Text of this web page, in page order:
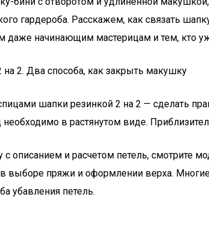
гардероба. Расскажем, как связать
начинающим мастерицам и тем, кто
на 2. Два способа, как закрыть макушку
шапки резинкой 2 на 2 — сделать
в растянутом виде.
с описанием и расчетом петель, смотрите
выборе пряжи и оформлении верха.
убавления петель.